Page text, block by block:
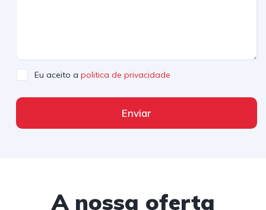
Eu aceito a politica de privacidade
Enviar
A nossa oferta